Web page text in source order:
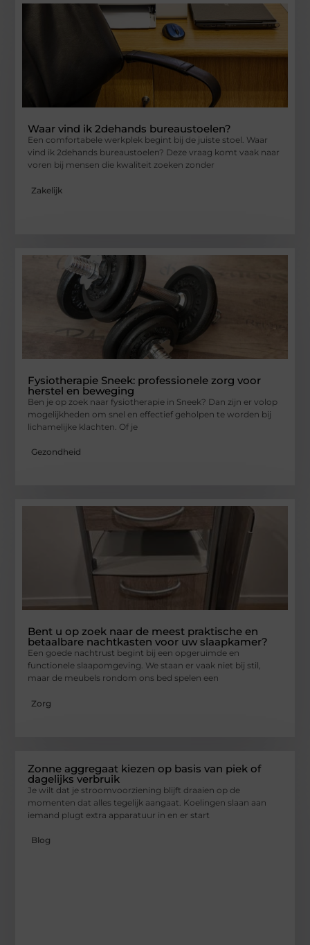
Waar vind ik 2dehands bureaustoelen?
Een comfortabele werkplek begint bij de juiste stoel. Waar
vind ik 2dehands bureaustoelen? Deze vraag komt vaak naar
voren bij mensen die kwaliteit zoeken zonder
Zakelijk
Fysiotherapie Sneek: professionele zorg voor
herstel en beweging
Ben je op zoek naar fysiotherapie in Sneek? Dan zijn er volop
mogelijkheden om snel en effectief geholpen te worden bij
lichamelijke klachten. Of je
Gezondheid
Bent u op zoek naar de meest praktische en
betaalbare nachtkasten voor uw slaapkamer?
Een goede nachtrust begint bij een opgeruimde en
functionele slaapomgeving. We staan er vaak niet bij stil,
maar de meubels rondom ons bed spelen een
Zorg
Zonne aggregaat kiezen op basis van piek of
dagelijks verbruik
Je wilt dat je stroomvoorziening blijft draaien op de
momenten dat alles tegelijk aangaat. Koelingen slaan aan
iemand plugt extra apparatuur in en er start
Blog